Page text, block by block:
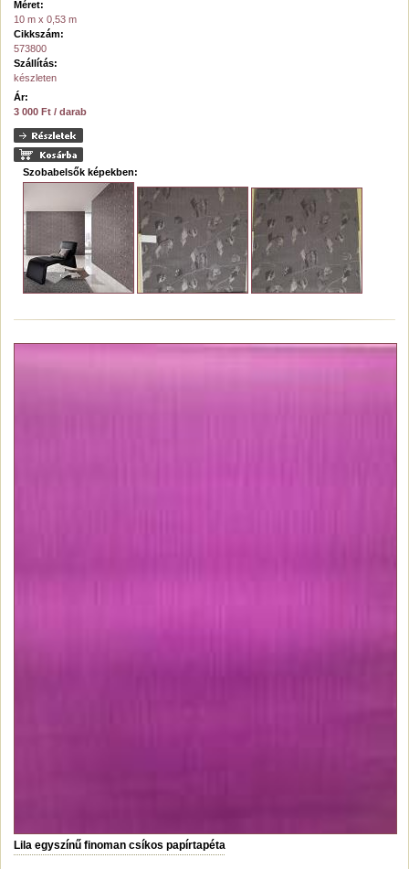
Méret:
10 m x 0,53 m
Cikkszám:
573800
Szállítás:
készleten
Ár:
3 000 Ft / darab
Szobabelsők képekben:
Lila egyszínű finoman csíkos papírtapéta